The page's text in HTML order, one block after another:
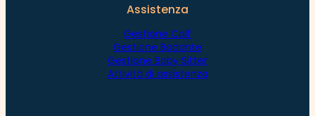
Assistenza
Gestione Colf
Gestione Badante
Gestione Baby Sitter
Attività di assistenza